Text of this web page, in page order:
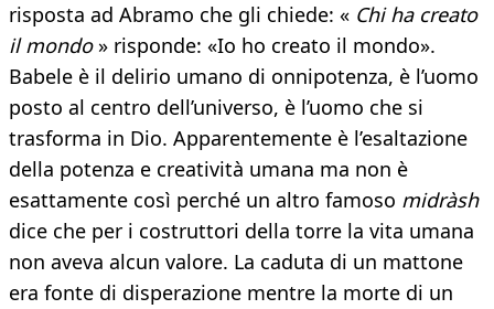
risposta ad Abramo che gli chiede: « Chi ha creato
il mondo» risponde: «Io ho creato il mondo».
Babele è il delirio umano di onnipotenza, è l’uomo
posto al centro dell’universo, è l’uomo che si
trasforma in Dio. Apparentemente è l’esaltazione
della potenza e creatività umana ma non è
esattamente così perché un altro famoso midràsh
dice che per i costruttori della torre la vita umana
non aveva alcun valore. La caduta di un mattone
era fonte di disperazione mentre la morte di un